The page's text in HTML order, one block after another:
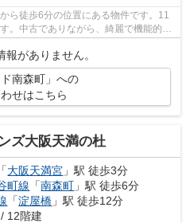
ら徒歩6分の位置にある物件です。11
。中古でありながら、綺麗で機能的な
がありません。
ド南森町」への
せはこちら
ズ大阪天満の杜
「大阪天満宮 」駅 徒歩3分
町線 「南森町 」駅 徒歩6分
「淀屋橋 」駅 徒歩12分
12階建